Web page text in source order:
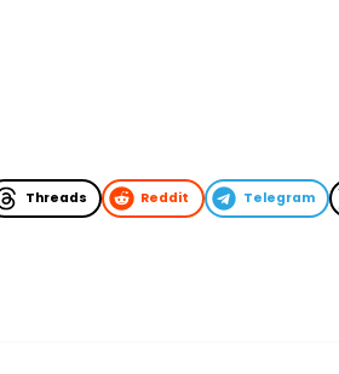
Threads Reddit Telegram